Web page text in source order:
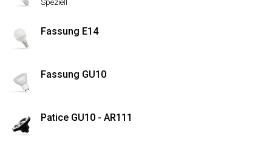
Fassung E14
Fassung GU10
Patice GU10 - AR111